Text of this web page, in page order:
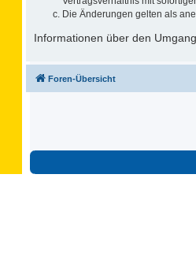
Die Änderungen gelten als
Informationen über den
Foren-Übersicht